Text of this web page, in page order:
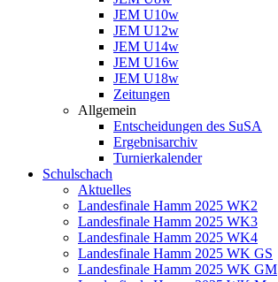
JEM U10w
JEM U12w
JEM U14w
JEM U16w
JEM U18w
Zeitungen
Allgemein
Entscheidungen des SuSA
Ergebnisarchiv
Turnierkalender
Schulschach
Aktuelles
Landesfinale Hamm 2025 WK2
Landesfinale Hamm 2025 WK3
Landesfinale Hamm 2025 WK4
Landesfinale Hamm 2025 WK GS
Landesfinale Hamm 2025 WK GM